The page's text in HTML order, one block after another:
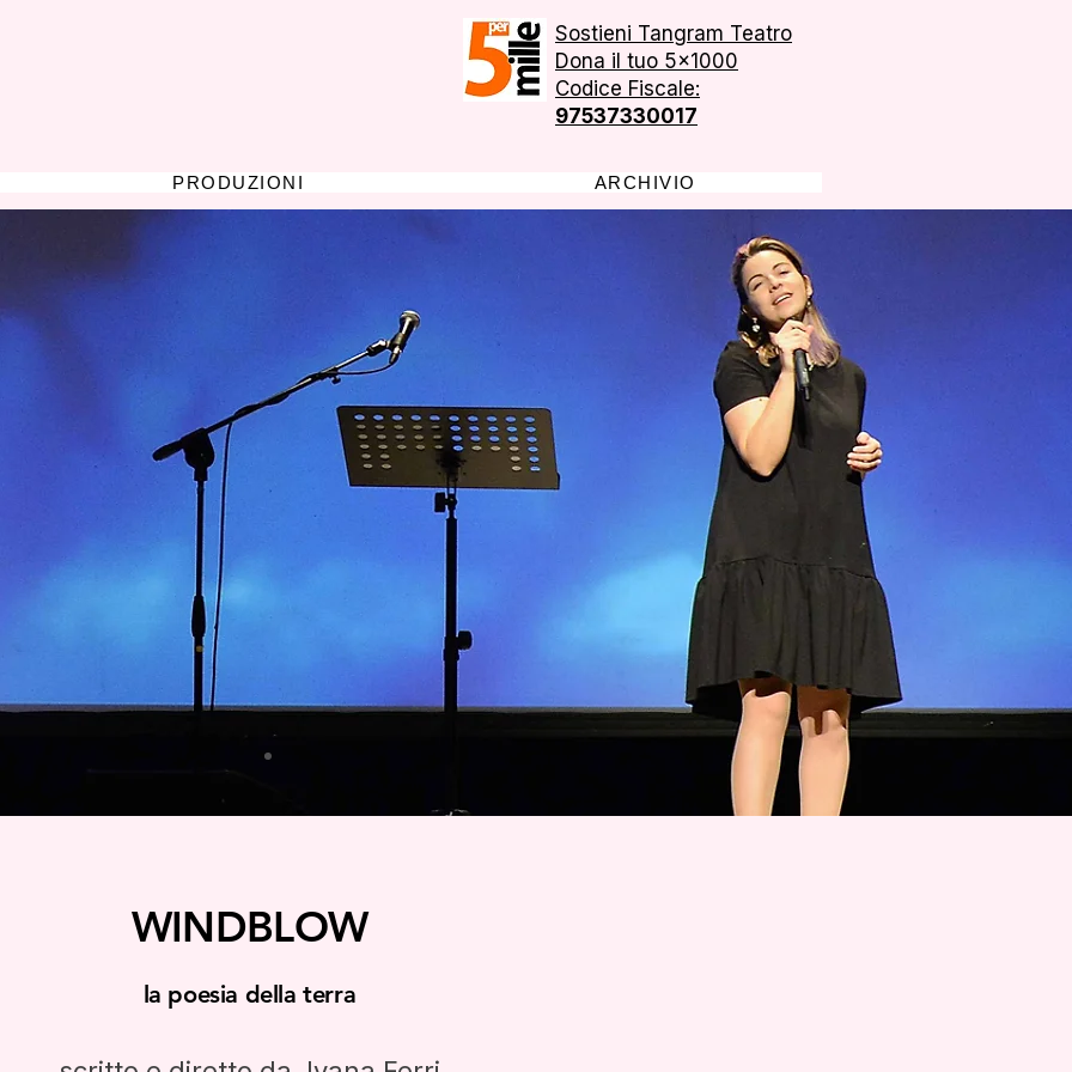
Sostieni Tangram Teatro
Dona il tuo 5x1000
Codice Fiscale:
97537330017
PRODUZIONI ARCHIVIO
WINDBLOW
la poesia della terra